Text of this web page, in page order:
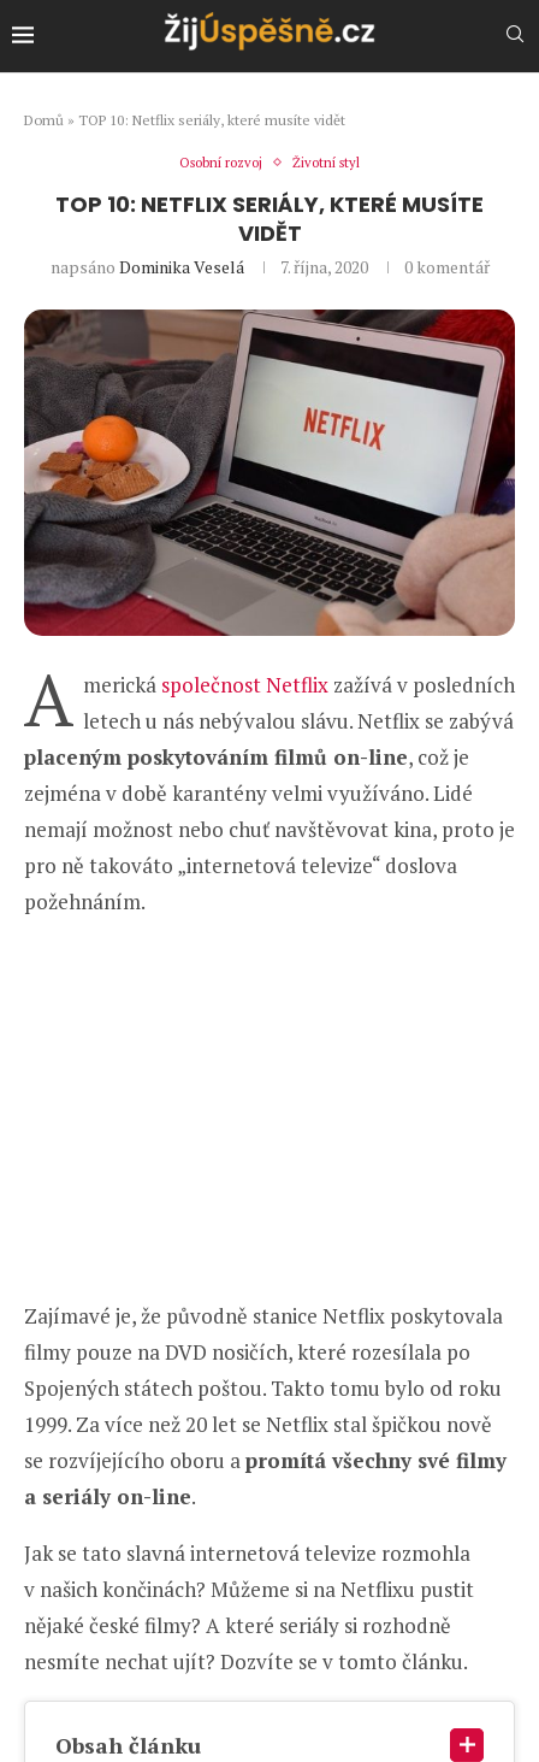
Domů » TOP 10: Netflix seriály, které musíte vidět
Osobní rozvoj Životní styl
TOP 10: NETFLIX SERIÁLY, KTERÉ MUSÍTE
VIDĚT
napsáno Dominika Veselá 7. října, 2020 0 komentář
A merická společnost Netflix zažívá v posledních
letech u nás nebývalou slávu. Netflix se zabývá
placeným poskytováním filmů on-line, což je
zejména v době karantény velmi využíváno. Lidé
nemají možnost nebo chuť navštěvovat kina, proto je
pro ně takováto „internetová televize“ doslova
požehnáním.
Zajímavé je, že původně stanice Netflix poskytovala
filmy pouze na DVD nosičích, které rozesílala po
Spojených státech poštou. Takto tomu bylo od roku
1999. Za více než 20 let se Netflix stal špičkou nově
se rozvíjejícího oboru apromítá všechny své filmy
a seriály on-line.
Jak se tato slavná internetová televize rozmohla
v našich končinách? Můžeme si na Netflixu pustit
nějaké české filmy? A které seriály si rozhodně
nesmíte nechat ujít? Dozvíte se v tomto článku.
Obsah článku